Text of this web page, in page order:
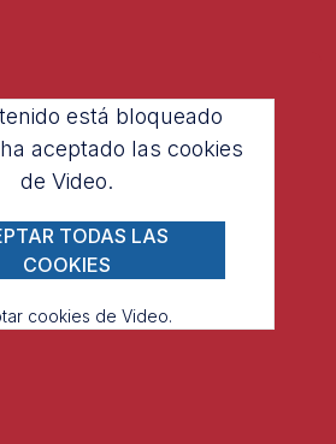
está bloqueado
aceptado las cookies
de Video.
TODAS LAS
COOKIES
cookies de Video.